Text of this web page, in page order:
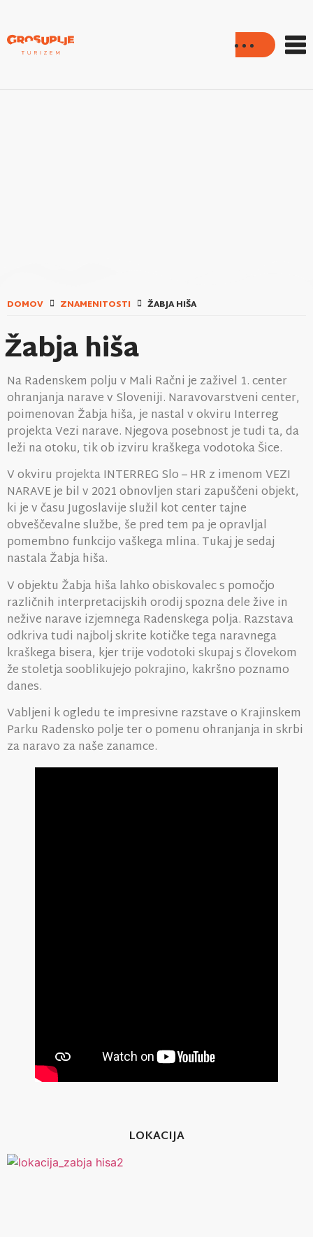
DOMOV ZNAMENITOSTI ŽABJA HIŠA
Žabja hiša
Na Radenskem polju v Mali Račni je zaživel 1. center
ohranjanja narave v Sloveniji. Naravovarstveni center,
poimenovan Žabja hiša, je nastal v okviru Interreg
projekta Vezi narave. Njegova posebnost je tudi ta, da
leži na otoku, tik ob izviru kraškega vodotoka Šice.
V okviru projekta INTERREG Slo – HR z imenom VEZI
NARAVE je bil v 2021 obnovljen stari zapuščeni objekt,
ki je v času Jugoslavije služil kot center tajne
obveščevalne službe, še pred tem pa je opravljal
pomembno funkcijo vaškega mlina. Tukaj je sedaj
nastala Žabja hiša.
V objektu Žabja hiša lahko obiskovalec s pomočjo
različnih interpretacijskih orodij spozna dele žive in
nežive narave izjemnega Radenskega polja. Razstava
odkriva tudi najbolj skrite kotičke tega naravnega
kraškega bisera, kjer trije vodotoki skupaj s človekom
že stoletja sooblikujejo pokrajino, kakršno poznamo
danes.
Vabljeni k ogledu te impresivne razstave o Krajinskem
Parku Radensko polje ter o pomenu ohranjanja in skrbi
za naravo za naše zanamce.
LOKACIJA